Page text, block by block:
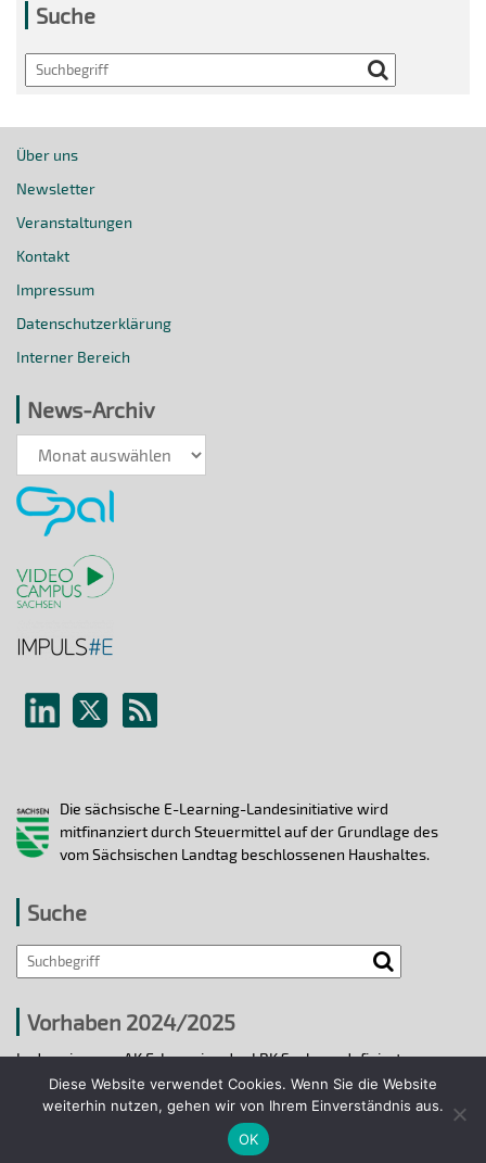
Suche
Search
Über uns
Newsletter
Veranstaltungen
Kontakt
Impressum
Datenschutzerklärung
Interner Bereich
News-Archiv
News-
Archiv
Die sächsische E-Learning-Landesinitiative wird
mitfinanziert durch Steuermittel auf der Grundlage des
vom Sächsischen Landtag beschlossenen Haushaltes.
Suche
Vorhaben 2024/2025
In den vier vom AK E-Learning der LRK Sachsen definierten
strategischen Handlungsfeldern 2024/25 wurden bis 31.12.2025
ausgewählte E-Learning-Hochschulvorhaben durchgeführt.
Diese Website verwendet Cookies. Wenn Sie die Website
weiterhin nutzen, gehen wir von Ihrem Einverständnis aus.
OK